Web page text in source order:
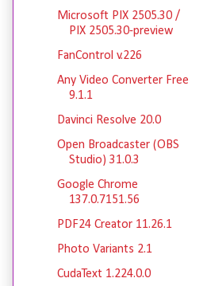
Microsoft PIX 2505.30 /
PIX 2505.30-preview
FanControl v.226
Any Video Converter Free
9.1.1
Davinci Resolve 20.0
Open Broadcaster (OBS
Studio) 31.0.3
Google Chrome
137.0.7151.56
PDF24 Creator 11.26.1
Photo Variants 2.1
CudaText 1.224.0.0